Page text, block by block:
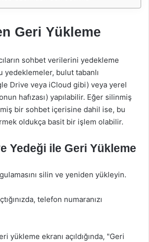
Geri Yükleme
sohbet verilerini yedekleme
yedeklemeler, bulut tabanlı
Drive veya iCloud gibi) veya yerel
hafızası) yapılabilir. Eğer silinmiş
bir sohbet içerisine dahil ise, bu
oldukça basit bir işlem olabilir.
Yedeği ile Geri Yükleme
silin ve yeniden yükleyin.
telefon numaranızı
yükleme ekranı açıldığında, "Geri